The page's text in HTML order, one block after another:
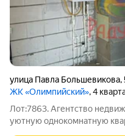
улица Павла Большевикова,
ЖК «Олимпийский», 4
Лот:7863. Агентство
уютную однокомнатную